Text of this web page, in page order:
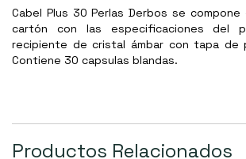
Cabel Plus 30 Perlas Derbos se
cartón con las especificaciones del
recipiente de cristal ámbar con tapa de
Contiene 30 capsulas blandas.
Productos Relacionados